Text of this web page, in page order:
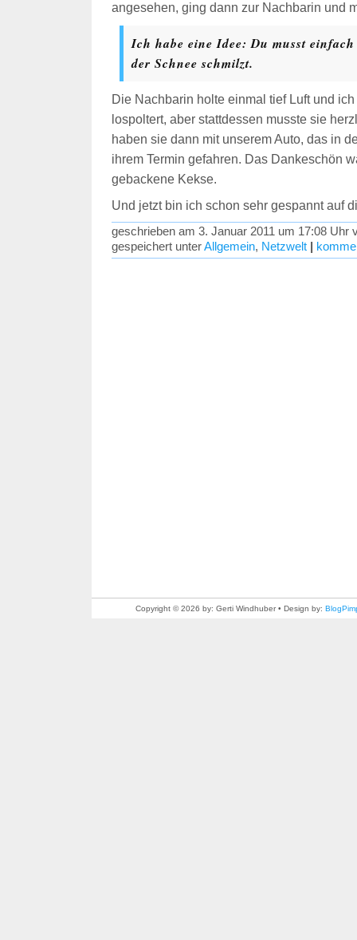
angesehen, ging dann zur Nachbarin und
Ich habe eine Idee: Du musst
der Schnee schmilzt.
Die Nachbarin holte einmal tief Luft und
lospoltert, aber stattdessen musste sie
haben sie dann mit unserem Auto, das in
ihrem Termin gefahren. Das Dankeschön
gebackene Kekse.
Und jetzt bin ich schon sehr gespannt auf
geschrieben am 3. Januar 2011 um 17:08 Uhr
gespeichert unterAllgemein, Netzwelt
Copyright © 2026 by: Gerti Windhuber • Design by: